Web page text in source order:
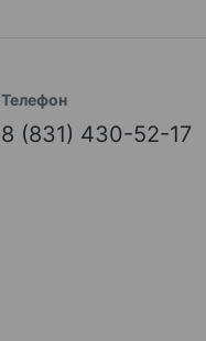
Телефон
8 (831) 430-52-17